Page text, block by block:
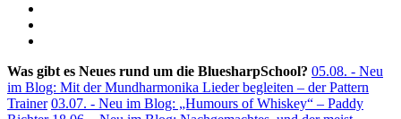
Was gibt es Neues rund um die BluesharpSchool? 05.08. - Neu
im Blog: Mit der Mundharmonika Lieder begleiten – der Pattern
Trainer 03.07. - Neu im Blog: „Humours of Whiskey“ – Paddy